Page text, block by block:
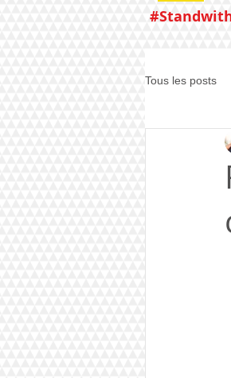
Tous les posts
Concours